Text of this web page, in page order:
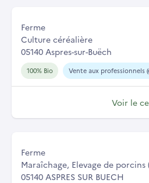
Ferme
Culture céréalière
05140 Aspres-sur-Buëch
100% Bio Vente aux professionnels
Voir le
Ferme
Maraîchage, Elevage de porcins
05140 ASPRES SUR BUECH